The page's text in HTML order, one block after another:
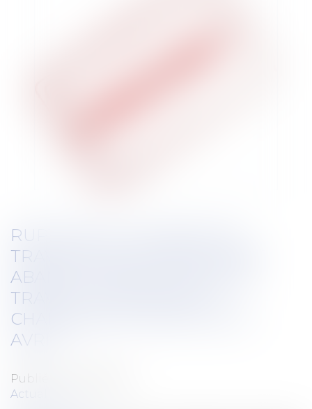
RUPTURE DU CONTRAT DE
TRAVAIL D’UN SALARIÉ AYANT
ABANDONNÉ SON POSTE DE
TRAVAIL : ATTENTION AU
CHANGEMENT DEPUIS LE 19
AVRIL !
Publié le :
Actualités